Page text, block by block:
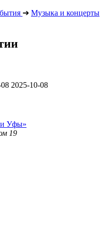
➔ Музыка и концерты
2025-10-08
Уфы»
19